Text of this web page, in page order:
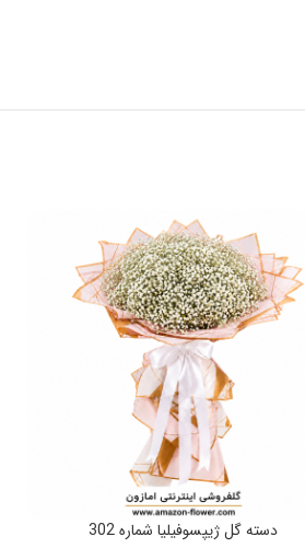
دسته گل ژیپسوفیلیا شماره 302